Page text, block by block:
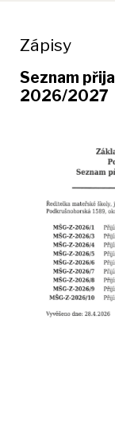
Zápisy
Seznam
2026/2027